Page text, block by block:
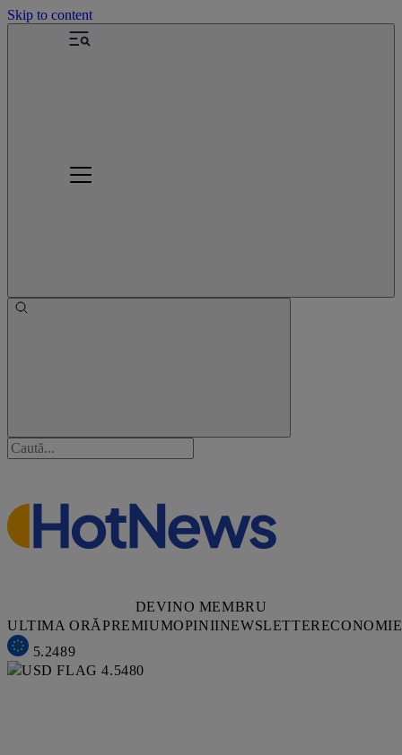
Skip to content
DEVINO MEMBRU
ULTIMA ORĂPREMIUMOPINIINEWSLETTERECONOMIE
5.2489
4.5480